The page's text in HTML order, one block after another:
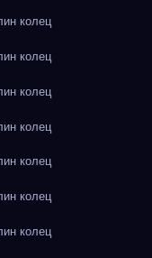
колец
колец
колец
колец
колец
колец
колец